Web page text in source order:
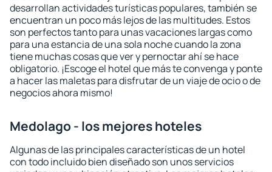
desarrollan actividades turísticas populares, también se
encuentran un poco más lejos de las multitudes. Estos
son perfectos tanto para unas vacaciones largas como
para una estancia de una sola noche cuando la zona
tiene muchas cosas que ver y pernoctar ahí se hace
obligatorio. ¡Escoge el hotel que más te convenga y ponte
a hacer las maletas para disfrutar de un viaje de ocio o de
negocios ahora mismo!
Medolago - los mejores hoteles
Algunas de las principales características de un hotel
con todo incluido bien diseñado son unos servicios